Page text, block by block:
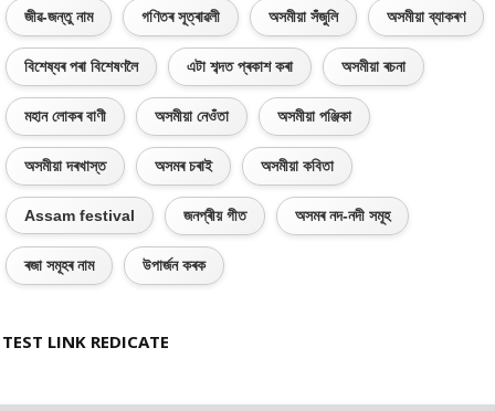
জীৱ-জন্তু নাম গণিতৰ সূত্ৰাৱলী অসমীয়া সঁজুলি অসমীয়া ব্যাকৰণ
বিশেষ্যৰ পৰা বিশেষণলৈ এটা শব্দত প্ৰকাশ কৰা অসমীয়া ৰচনা
মহান লোকৰ বাণী অসমীয়া নেওঁতা অসমীয়া পঞ্জিকা
অসমীয়া দৰখাস্ত অসমৰ চৰাই অসমীয়া কবিতা
Assam festival জনপ্ৰীয় গীত অসমৰ নদ-নদী সমূহ
ৰজা সমূহৰ নাম উপাৰ্জন কৰক
TEST LINK REDICATE